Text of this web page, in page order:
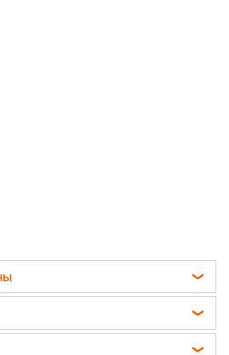
самое эффективное средство